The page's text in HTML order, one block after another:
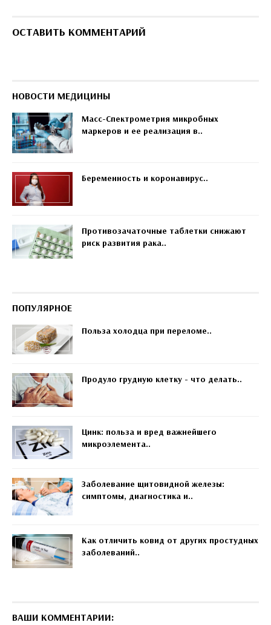
ОСТАВИТЬ КОММЕНТАРИЙ
НОВОСТИ МЕДИЦИНЫ
Масс-Спектрометрия микробных
маркеров и ее реализация в..
Беременность и коронавирус..
Противозачаточные таблетки снижают
риск развития рака..
ПОПУЛЯРНОЕ
Польза холодца при переломе..
Продуло грудную клетку - что делать..
Цинк: польза и вред важнейшего
микроэлемента..
Заболевание щитовидной железы:
симптомы, диагностика и..
Как отличить ковид от других простудных
заболеваний..
ВАШИ КОММЕНТАРИИ: